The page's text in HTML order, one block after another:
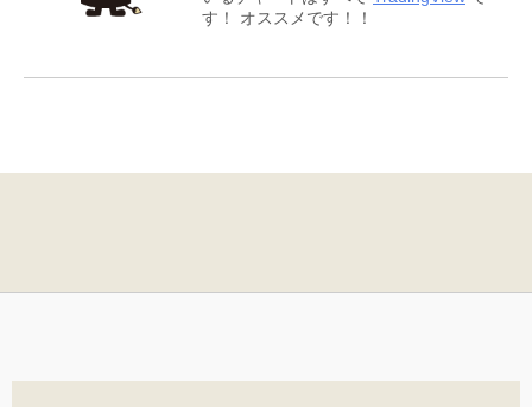
す！ オススメです！！